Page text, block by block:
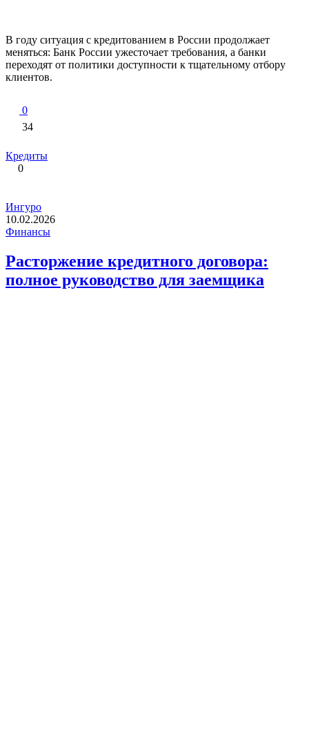
В году ситуация с кредитованием в России продолжает
меняться: Банк России ужесточает требования, а банки
переходят от политики доступности к тщательному отбору
клиентов.
0
34
Кредиты
0
Ингуро
10.02.2026
Финансы
Расторжение кредитного договора:
полное руководство для заемщика